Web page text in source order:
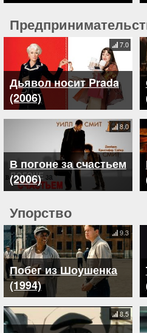
Дьявол носит Prada
(2006)
7.0
В погоне за счастьем
(2006)
8.0
Упорство
Побег из Шоушенка
(1994)
9.3
8.5